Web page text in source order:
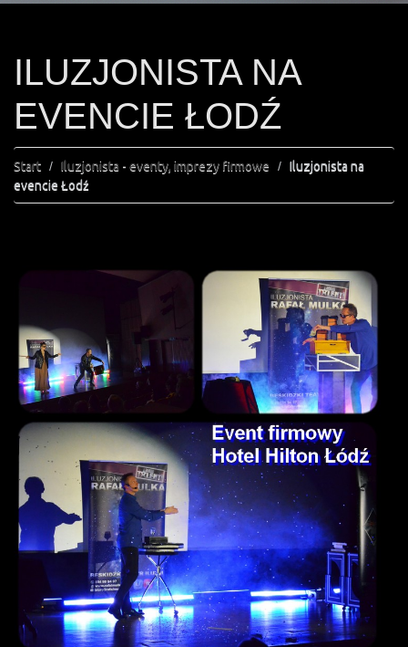
ILUZJONISTA NA
EVENCIE ŁODŹ
Start Iluzjonista - eventy, imprezy firmowe
Iluzjonista na
evencie Łodź